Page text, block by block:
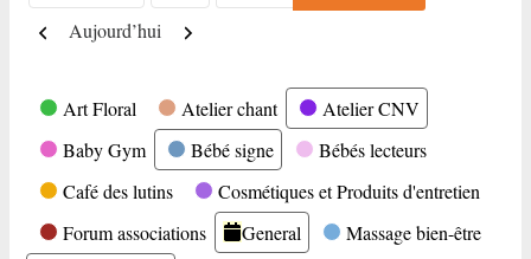
Précédent
Aujourd’hui Suivant
Catégories
Art Floral Atelier chant
Atelier CNV
Baby Gym
Bébé signe
Bébés lecteurs
Café des lutins
Cosmétiques et Produits d'entretien
Forum associations
General
Massage bien-être